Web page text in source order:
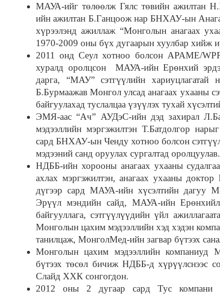
МАУА-ийг төлөөлж Гялс төвийн ажилтан
ийн ажилтан Б.Ганцоож нар БНХАУ-ын
хүрээлэнд ажиллаж “Монголын анагаах
1970-2009 оны бүх дугаарын хуулбар хийж
2011 онд Сеул хотноо болсон APAME/
хуралд оролцсон МАУА-ийн Ерөнхий
дарга, “МАУ” сэтгүүлийн хариуцлагатай
Б.Бурмаажав Монгол улсад анагаах ухааны
байгуулахад туслалцаа үзүүлэх тухай
ЭМЯ-аас “Ач” АУДэС-ийн дэд захирал
мэдээллийн мэргэжилтэн Т.Батдолгор
сард БНХАУ-ын Ченду хотноо болсон
мэдээний санд оруулах сургалтад оролцуулав.
НДББ-ийн хорооны анагаах ухааны
ахлах мэргэжилтэн, анагаах ухааны
дүгээр сард МАУА-ийн хүсэлтийн дагуу
Эрүүл мэндийн сайд, МАУА-ийн
байгууллага, сэтгүүлүүдийн үйл
Монголын цахим мэдээллийн хэд хэдэн
танилцаж, МонголМед-ийн загвар бүтээх
Монголын цахим мэдээллийн компаниуд
бүтээх төсөл бичиж НДББ-д хүрүүлснээс
Слайд ХХК сонгогдон.
2012 оны 2 дугаар сард Тус компани